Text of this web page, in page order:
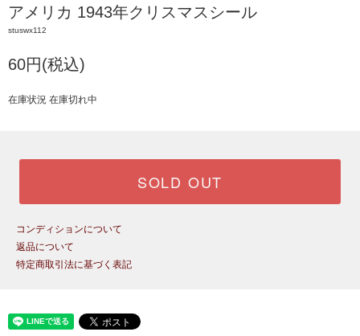
アメリカ 1943年クリスマスシール
stuswx112
60円(税込)
在庫状況 在庫切れ中
SOLD OUT
コンディションについて
返品について
特定商取引法に基づく表記